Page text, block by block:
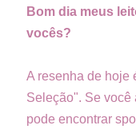
Bom dia meus
vocês?
A resenha de hoje
Seleção". Se você
pode encontrar